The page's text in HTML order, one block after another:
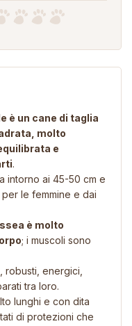
è un cane di taglia
molto
e
.
intorno ai 45-50 cm e
per le femmine e dai
è molto
; i muscoli sono
robusti, energici,
tra loro.
lunghi e con dita
di protezioni che